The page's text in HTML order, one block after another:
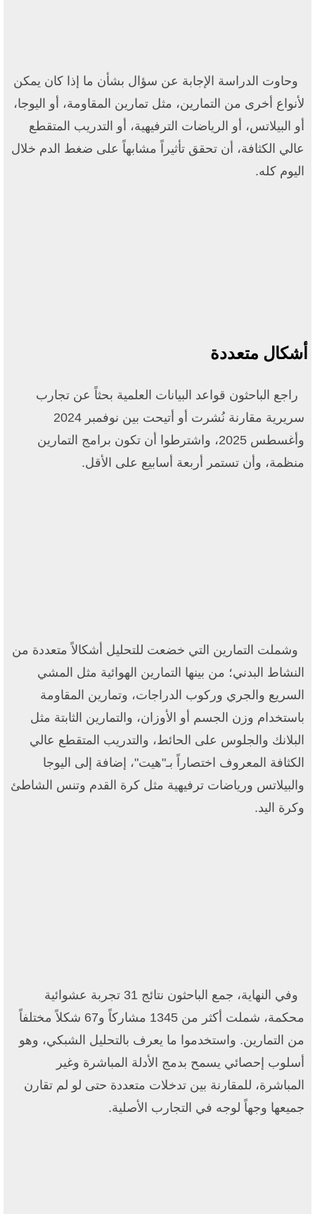
وحاوت الدراسة الإجابة عن سؤال بشأن ما إذا كان يمكن
لأنواع أخرى من التمارين، مثل تمارين المقاومة، أو اليوجا،
أو البيلاتس، أو الرياضات الترفيهية، أو التدريب المتقطع
عالي الكثافة، أن تحقق تأثيراً مشابهاً على ضغط الدم خلال
اليوم كله.
أشكال متعددة
راجع الباحثون قواعد البيانات العلمية بحثاً عن تجارب
سريرية مقارنة نُشرت أو أتيحت بين نوفمبر 2024
وأغسطس 2025، واشترطوا أن تكون برامج التمارين
منظمة، وأن تستمر أربعة أسابيع على الأقل.
وشملت التمارين التي خضعت للتحليل أشكالاً متعددة من
النشاط البدني؛ من بينها التمارين الهوائية مثل المشي
السريع والجري وركوب الدراجات، وتمارين المقاومة
باستخدام وزن الجسم أو الأوزان، والتمارين الثابتة مثل
البلانك والجلوس على الحائط، والتدريب المتقطع عالي
الكثافة المعروف اختصاراً بـ"هيت"، إضافة إلى اليوجا
والبيلاتس ورياضات ترفيهية مثل كرة القدم وتنس الشاطئ
وكرة اليد.
وفي النهاية، جمع الباحثون نتائج 31 تجربة عشوائية
محكمة، شملت أكثر من 1345 مشاركاً و67 شكلاً مختلفاً
من التمارين. واستخدموا ما يعرف بالتحليل الشبكي، وهو
أسلوب إحصائي يسمح بدمج الأدلة المباشرة وغير
المباشرة، للمقارنة بين تدخلات متعددة حتى لو لم تقارن
جميعها وجهاً لوجه في التجارب الأصلية.